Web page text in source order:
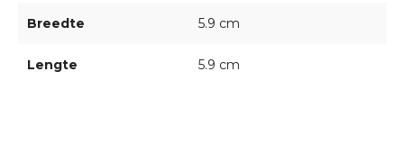
Breedte 5.9 cm
Lengte 5.9 cm